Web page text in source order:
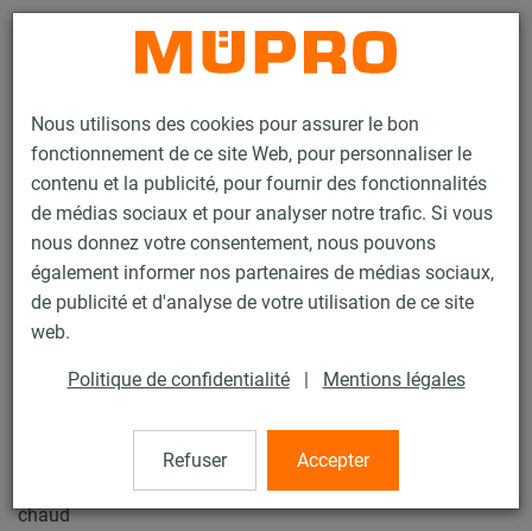
Nous utilisons des cookies pour assurer le bon
fonctionnement de ce site Web, pour personnaliser le
contenu et la publicité, pour fournir des fonctionnalités
de médias sociaux et pour analyser notre trafic. Si vous
nous donnez votre consentement, nous pouvons
également informer nos partenaires de médias sociaux,
de publicité et d'analyse de votre utilisation de ce site
web.
Politique de confidentialité | Mentions légales
Refuser Accepter
Contact
Produits Technique de fixation
Produits galvanisés à chaud
Rails d'installation, galvanisés à chaud
Console rail MPR
Console rail MPR
Console rail MPR 41/41/2,0, Longueur: 480 mm, galv. à
chaud